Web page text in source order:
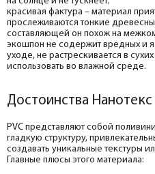
красивая фактура – материал
прослеживаются тонкие
составляющей он похож на
экошпон не содержит вредных и
уходе, не растрескивается в
использовать во влажной среде.
Достоинства
PVC представляют собой
гладкую структуру,
создавать уникальные текстуры
Главные плюсы этого материала: